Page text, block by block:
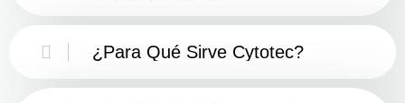
¿Para Qué Sirve Cytotec?